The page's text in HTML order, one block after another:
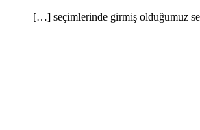
[…] seçimlerinde girmiş olduğumuz